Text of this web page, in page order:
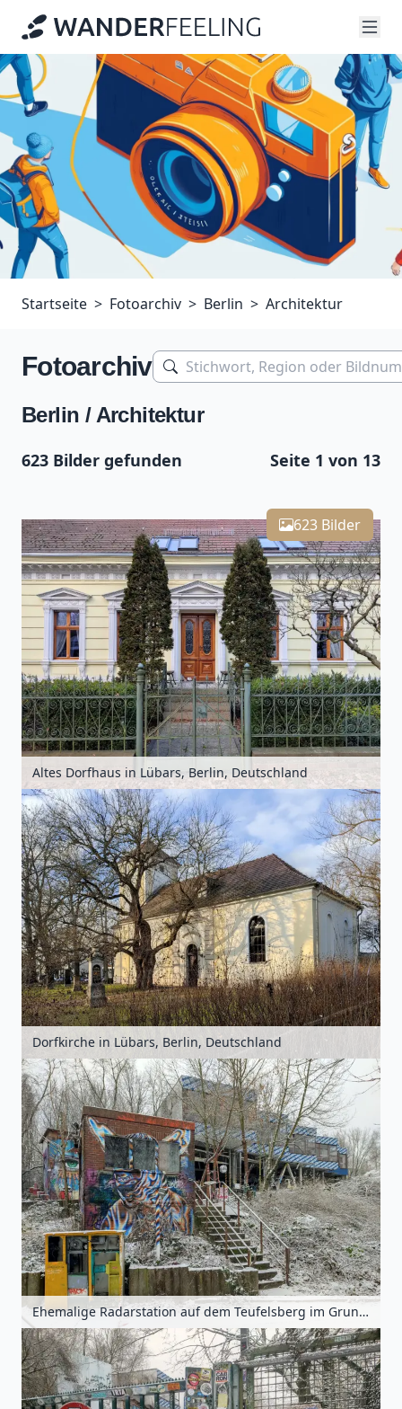
Startseite Fotoarchiv Berlin Architektur
Fotoarchiv
Berlin / Architektur
623 Bilder gefunden Seite 1 von 13
Zoomen mit Strg+Mausrad
+
−
623 Bilder
Altes Dorfhaus in Lübars, Berlin, Deutschland
Dorfkirche in Lübars, Berlin, Deutschland
Ehemalige Radarstation auf dem Teufelsberg im Grunewald, Berlin, Deutschland